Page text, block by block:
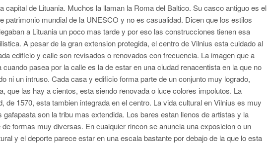
capital de Lituania. Muchos la llaman la Roma del Baltico. Su casco antiguo es el
patrimonio mundial de la UNESCO y no es casualidad. Dicen que los estilos
a Lituania un poco mas tarde y por eso las construcciones tienen esa
A pesar de la gran extension protegida, el centro de Vilnius esta cuidado al
edificio y calle son revisados o renovados con frecuencia. La imagen que a
cuando pasea por la calle es la de estar en una ciudad renacentista en la que no
ni un intruso. Cada casa y edificio forma parte de un conjunto muy logrado,
que las hay a cientos, esta siendo renovada o luce colores impolutos. La
de 1570, esta tambien integrada en el centro. La vida cultural en Vilnius es muy
gafapasta son la tribu mas extendida. Los bares estan llenos de artistas y la
de formas muy diversas. En cualquier rincon se anuncia una exposicion o un
y el deporte parece estar en una escala bastante por debajo de la que lo esta